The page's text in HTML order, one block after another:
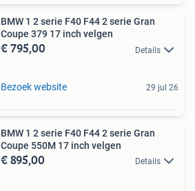
BMW 1 2 serie F40 F44 2 serie Gran
Coupe 379 17 inch velgen
€ 795,00 Details
Bezoek website 29 jul 26
BMW 1 2 serie F40 F44 2 serie Gran
Coupe 550M 17 inch velgen
€ 895,00 Details